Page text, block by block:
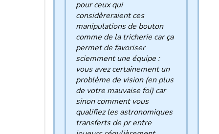
pour ceux qui
considèreraient ces
manipulations de bouton
comme de la tricherie car ça
permet de favoriser
sciemment une équipe :
vous avez certainement un
problème de vision (en plus
de votre mauvaise foi) car
sinon comment vous
qualifiez les astronomiques
transferts de pr entre